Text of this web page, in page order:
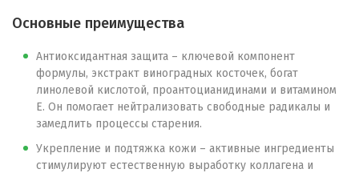
Основные преимущества
Антиоксидантная защита – ключевой компонент
формулы, экстракт виноградных косточек, богат
линолевой кислотой, проантоцианидинами и витамином
E. Он помогает нейтрализовать свободные радикалы и
замедлить процессы старения.
Укрепление и подтяжка кожи – активные ингредиенты
стимулируют естественную выработку коллагена и